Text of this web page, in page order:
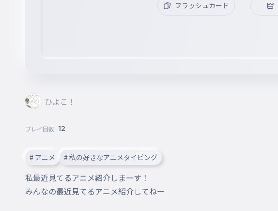
フラッシュカード
ひよこ！
プレイ回数 12
# アニメ # 私の好きなアニメタイピング
私最近見てるアニメ紹介しまーす！
みんなの最近見てるアニメ紹介してねー